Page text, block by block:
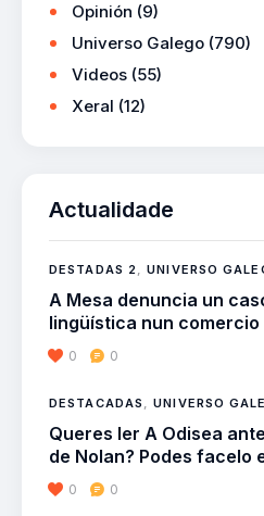
Opinión (9)
Universo Galego (790)
Videos (55)
Xeral (12)
Actualidade
DESTADAS 2,UNIVERSO
A Mesa denuncia un
lingüística nun comercio
0 0
DESTACADAS ,UNIVERSO
Queres ler A Odisea
de Nolan? Podes facelo
0 0